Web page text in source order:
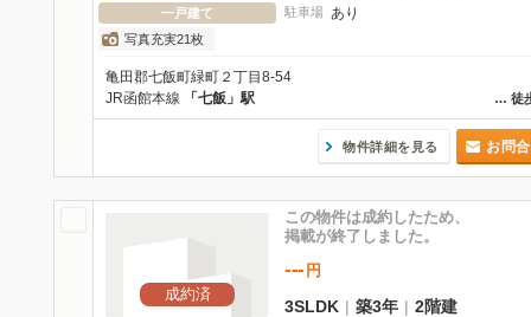
一戸建て
写真充実21枚
駐車場 あり
亀田郡七飯町緑町２丁目8-54
… 徒
JR函館本線 「七飯」駅
物件詳細を見る お問
成約済
この物件は成約したため、
掲載が終了しました。
--- 円
3SLDK | 築3年 | 2階建